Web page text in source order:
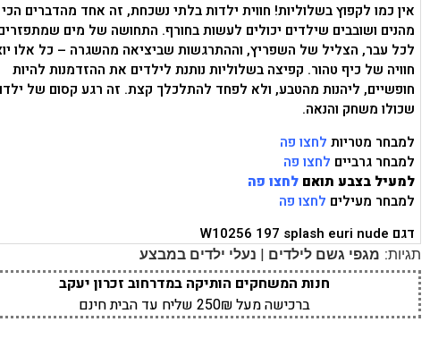
אין כמו לקפוץ בשלוליות! חווית ילדות בלתי נשכחת, זה אחד מהדברים הכי
מהנים ושובבים שילדים יכולים לעשות בחורף. התחושה של מים
לכל עבר, הצליל של השפריץ, וההתרגשות שביציאה מהשגרה – כל אלו
חוויה של כיף טהור. קפיצה בשלוליות נותנת לילדים את ההזדמנות להיות
חופשיים, ליהנות מהטבע, ולא לפחד להתלכלך קצת. זה רגע קסום של
שכולו משחק והנאה.
למבחר מטריות לחצו פה
למבחר גרביים לחצו פה
למעיל בצבע תואם לחצו פה
למבחר מעילים לחצו פה
דגם W10256 197 splash euri nude
תגיות: מגפי גשם לילדים | נעלי ילדים במבצע
חנות המשחקים הותיקה במדרחוב זכרון יעקב
ברכישה מעל 250₪ שליח עד הבית חינם